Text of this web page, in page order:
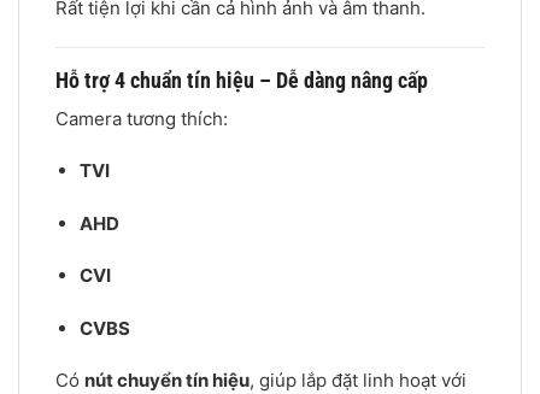
Rất tiện lợi khi cần cả hình ảnh và âm thanh.
Hỗ trợ 4 chuẩn tín hiệu – Dễ dàng nâng cấp
Camera tương thích:
TVI
AHD
CVI
CVBS
Có nút chuyển tín hiệu, giúp lắp đặt linh hoạt với